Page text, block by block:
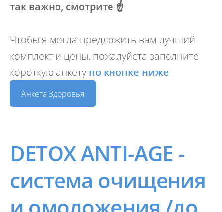
так важно, смотрите ☝️
Чтобы я могла предложить вам лучший
комплект и цены, пожалуйста заполните
короткую анкету по кнопке ниже
Анкета Здоровья
DETOX ANTI-AGE -
система очищения